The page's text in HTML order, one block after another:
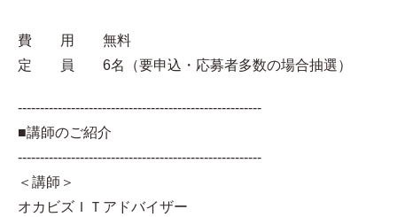
費 用 無料
定 員 6名（要申込・応募者多数の場合抽選）
-------------------------------------------------------
■講師のご紹介
-------------------------------------------------------
＜講師＞
オカビズＩＴアドバイザー